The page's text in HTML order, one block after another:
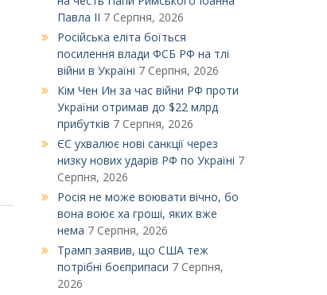
Павла ІІ 7 Серпня, 2026
Російська еліта боїться
посилення влади ФСБ РФ на тлі
війни в Україні 7 Серпня, 2026
Кім Чен Ин за час війни РФ проти
України отримав до $22 млрд
прибутків 7 Серпня, 2026
ЄС ухвалює нові санкції через
низку нових ударів РФ по Україні 7
Серпня, 2026
Росія не може воювати вічно, бо
вона воює ха гроші, яких вже
нема 7 Серпня, 2026
Трамп заявив, що США теж
потрібні боєприпаси 7 Серпня,
2026